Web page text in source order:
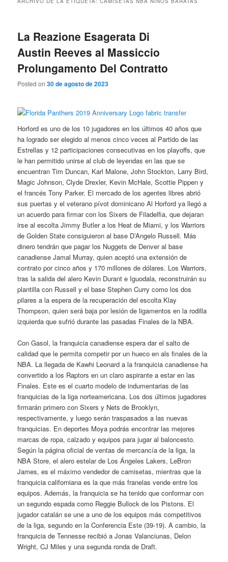
La Reazione Esagerata Di
Austin Reeves al Massiccio
Prolungamento Del Contratto
Posted on30 de agosto de 2023
Horford es uno de los 10 jugadores en los últimos 40 años que
ha logrado ser elegido al menos cinco veces al Partido de las
Estrellas y 12 participaciones consecutivas en los playoffs, que
le han permitido unirse al club de leyendas en las que se
encuentran Tim Duncan, Karl Malone, John Stockton, Larry Bird,
Magic Johnson, Clyde Drexler, Kevin McHale, Scottie Pippen y
el francés Tony Parker. El mercado de los agentes libres abrió
sus puertas y el veterano pívot dominicano Al Horford ya llegó a
un acuerdo para firmar con los Sixers de Filadelfia, que dejaran
irse al escolta Jimmy Butler a los Heat de Miami, y los Warriors
de Golden State consiguieron al base D’Angelo Russell. Más
dinero tendrán que pagar los Nuggets de Denver al base
canadiense Jamal Murray, quien aceptó una extensión de
contrato por cinco años y 170 millones de dólares. Los Warriors,
tras la salida del alero Kevin Durant e Iguodala, reconstruirán su
plantilla con Russell y el base Stephen Curry como los dos
pilares a la espera de la recuperación del escolta Klay
Thompson, quien será baja por lesión de ligamentos en la rodilla
izquierda que sufrió durante las pasadas Finales de la NBA.
Con Gasol, la franquicia canadiense espera dar el salto de
calidad que le permita competir por un hueco en als finales de la
NBA. La llegada de Kawhi Leonard a la franquicia canadiense ha
convertido a los Raptors en un claro aspirante a estar en las
Finales. Este es el cuarto modelo de indumentarias de las
franquicias de la liga norteamericana. Los dos últimos jugadores
firmarán primero con Sixers y Nets de Brooklyn,
respectivamente, y luego serán traspasados a las nuevas
franquicias. En deportes Moya podrás encontrar las mejores
marcas de ropa, calzado y equipos para jugar al baloncesto.
Según la página oficial de ventas de mercancía de la liga, la
NBA Store, el alero estelar de Los Ángeles Lakers, LeBron
James, es el máximo vendedor de camisetas, mientras que la
franquicia californiana es la que más franelas vende entre los
equipos. Además, la franquicia se ha tenido que conformar con
un segundo espada como Reggie Bullock de los Pistons. El
jugador catalán se une a uno de los equipos más competitivos
de la liga, segundo en la Conferencia Este (39-19). A cambio, la
franquicia de Tennesse recibió a Jonas Valanciunas, Delon
Wright, CJ Miles y una segunda ronda de Draft.